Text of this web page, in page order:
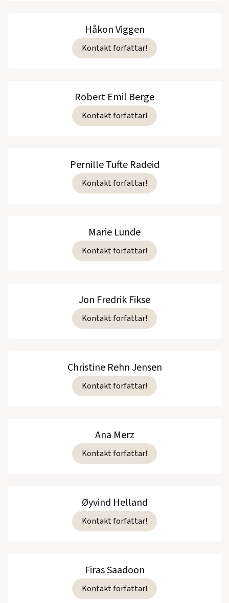
Håkon Viggen
Kontakt forfattar!
Robert Emil Berge
Kontakt forfattar!
Pernille Tufte Radeid
Kontakt forfattar!
Marie Lunde
Kontakt forfattar!
Jon Fredrik Fikse
Kontakt forfattar!
Christine Rehn Jensen
Kontakt forfattar!
Ana Merz
Kontakt forfattar!
Øyvind Helland
Kontakt forfattar!
Firas Saadoon
Kontakt forfattar!